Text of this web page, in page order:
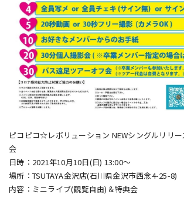
ピコピコ☆レボリューション NEWシングルリリ
会
日時：2021年10月10日(日) 13:00～
場所：TSUTAYA金沢店(石川県金沢市西念4-25-8)
内容：ミニライブ(観覧自由)＆特典会